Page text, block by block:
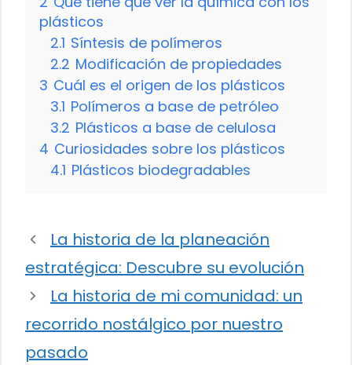
plásticos
2.1 Síntesis de polímeros
2.2 Modificación de propiedades
3 Cuál es el origen de los plásticos
3.1 Polímeros a base de petróleo
3.2 Plásticos a base de celulosa
4 Curiosidades sobre los plásticos
4.1 Plásticos biodegradables
La historia de la planeación
estratégica: Descubre su evolución
La historia de mi comunidad: un
recorrido nostálgico por nuestro
pasado